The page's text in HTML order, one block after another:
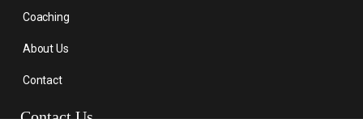
Coaching
About Us
Contact
Contact Us